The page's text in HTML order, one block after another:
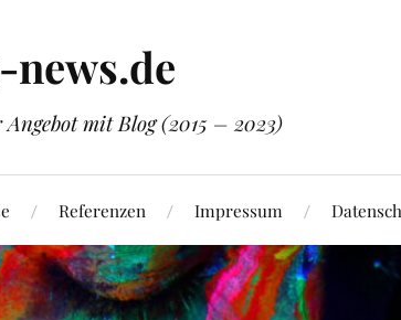
mit Blog (2015 – 2023)
Referenzen Impressum